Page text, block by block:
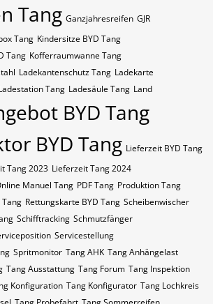
Tang Ganzjahresreifen GJR
Tang Kindersitze BYD Tang
Tang Kofferraumwanne Tang
Ladekantenschutz Tang Ladekarte
Tang Ladesäule Tang Land
BYD Tang
BYD Tang Lieferzeit BYD Tang
Tang 2023 Lieferzeit Tang 2024
Manuel Tang PDF Tang Produktion Tang
Rettungskarte BYD Tang Scheibenwischer
Schifftracking Schmutzfänger
Servicestellung
Spritmonitor Tang AHK Tang Anhängelast
Tang Ausstattung Tang Forum Tang Inspektion
Konfiguration Tang Konfigurator Tang Lochkreis